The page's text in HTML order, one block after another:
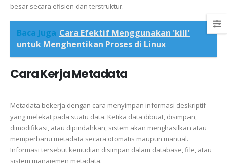
besar secara efisien dan terstruktur.
Baca Juga Cara Efektif Menggunakan 'kill'
untuk Menghentikan Proses di Linux
Cara Kerja Metadata
Metadata bekerja dengan cara menyimpan informasi deskriptif
yang melekat pada suatu data. Ketika data dibuat, disimpan,
dimodifikasi, atau dipindahkan, sistem akan menghasilkan atau
memperbarui metadata secara otomatis maupun manual.
Informasi tersebut kemudian disimpan dalam database, file, atau
sistem manajemen metadata.